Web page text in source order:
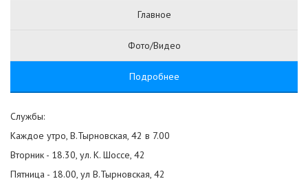
Главное
Фото/Видео
Подробнее
Службы:
Каждое утро, В.Тырновская, 42 в 7.00
Вторник - 18.30, ул. К. Шоссе, 42
Пятница - 18.00, ул В.Тырновская, 42